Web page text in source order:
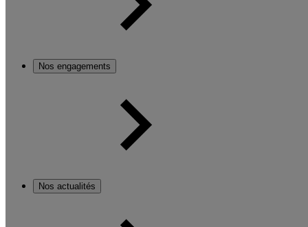
Nos engagements
Nos actualités